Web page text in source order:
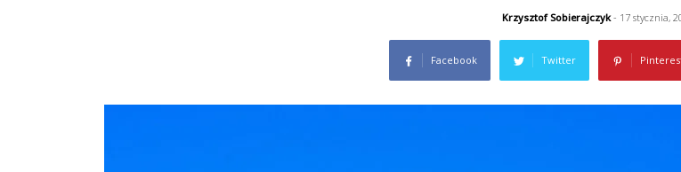
Krzysztof Sobierajczyk- 17 stycznia,
Facebook Twitter